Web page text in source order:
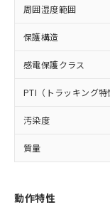
周囲湿度範囲
保護構造
感電保護クラス
PTI（トラッキング特
汚染度
質量
動作特性
オ
在庫
事
示し
マ
ビ
メ
適用除外項目
フタル酸エ
図的な使用が
部品在庫
月が前後
DEHP(フタル
※2 環境
「ｅ」：
準値以下
「10」：
質が外部
及ぼさな
「－」：
い合わせ
ル
武
当社
場
該第
販
法
り